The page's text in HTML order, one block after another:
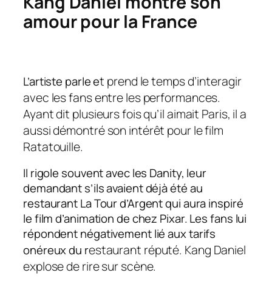
amour pour la France
L’artiste parle et prend le temps d’interagir
avec les fans entre les performances.
Ayant dit plusieurs fois qu’il aimait Paris, il a
aussi démontré son intérêt pour le film
Ratatouille.
Il rigole souvent avec les Danity, leur
demandant s’ils avaient déjà été au
restaurant La Tour d’Argent qui aura inspiré
le film d’animation de chez Pixar. Les fans lui
répondent négativement lié aux tarifs
onéreux du restaurant réputé. Kang Daniel
explose de rire sur scène.